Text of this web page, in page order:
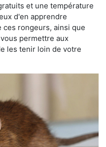
et une température
d'en apprendre
ces rongeurs, ainsi que
permettre aux
les tenir loin de votre